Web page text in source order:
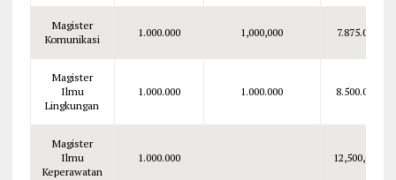
Magister
Komunikasi
1.000.000 1,000,000 7.875.000
Magister
Ilmu
Lingkungan
1.000.000 1.000.000 8.500.000
Magister
Ilmu
Keperawatan
1.000.000 12,500,000